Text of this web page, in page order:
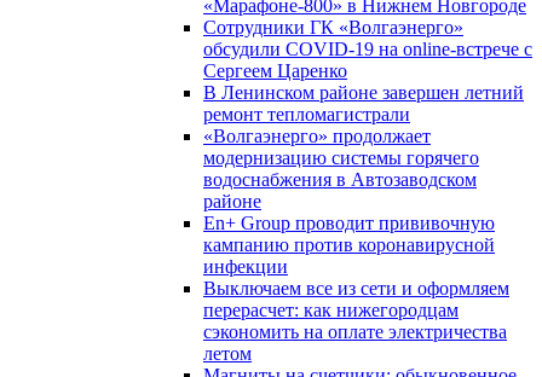
«Марафоне-800» в Нижнем Новгороде
Сотрудники ГК «Волгаэнерго»
обсудили COVID-19 на online-встрече с
Сергеем Царенко
В Ленинском районе завершен летний
ремонт тепломагистрали
«Волгаэнерго» продолжает
модернизацию системы горячего
водоснабжения в Автозаводском
районе
En+ Group проводит прививочную
кампанию против коронавирусной
инфекции
Выключаем все из сети и оформляем
перерасчет: как нижегородцам
сэкономить на оплате электричества
летом